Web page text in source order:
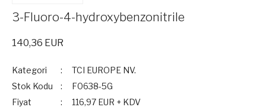
3-Fluoro-4-hydroxybenzonitrile
140,36 EUR
Kategori
TCI EUROPE NV.
Stok Kodu
F0638-5G
Fiyat
116,97 EUR + KDV